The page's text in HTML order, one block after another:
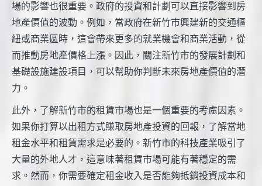
場的影響也很重要。政府的投資和計劃可以直接影響到房
地產價值的波動。例如，當政府在新竹市興建新的交通樞
紐或商業區時，這會帶來更多的就業機會和商業活動，從
而推動房地產價格上漲。因此，關注新竹市的發展計劃和
基礎設施建設項目，可以幫助你判斷未來房地產價值的潛
力。
此外，了解新竹市的租賃市場也是一個重要的考慮因素。
如果你打算以出租方式賺取房地產投資的回報，了解當地
租金水平和租賃需求是必要的。新竹市的科技產業吸引了
大量的外地人才，這意味著租賃市場可能有著穩定的需
求。然而，你需要確定租金收入是否能夠抵銷投資成本和